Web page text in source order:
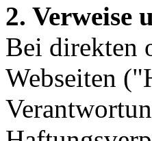
2. Verweise
Bei direkten
Webseiten